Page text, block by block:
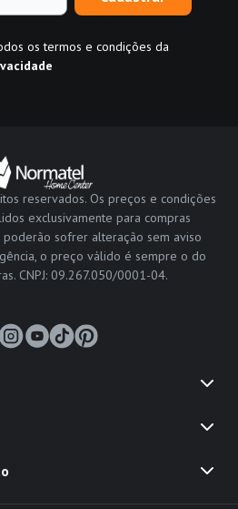
os termos e condições da
reservados. Os preços e condições
exclusivamente para compras
sofrer alteração sem aviso
o preço válido é sempre o do
CNPJ: 09.267.050/0001-04.